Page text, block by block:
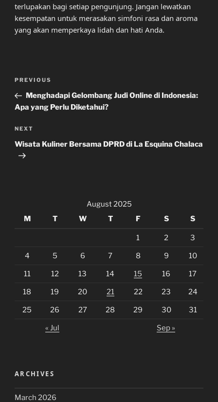
terlupakan bagi setiap pengunjung. Jangan lewatkan
kesempatan untuk merasakan simfoni rasa dan aroma
yang akan memperkaya lidah dan hati Anda.
Previous
Post
PREVIOUS
Menghadapi Gelombang Judi Online di Indonesia:
Apa yang Perlu Diketahui?
Next
Post
NEXT
Wisata Kuliner Bersama DPRD di La Esquina Chalaca
August 2025
M
T W T F S S
1 2 3
4 5 6 7 8 9 10
11 12 13 14 15 16 17
18 19 20 21 22 23 24
25 26 27 28 29 30 31
« Jul Sep »
ARCHIVES
March 2026